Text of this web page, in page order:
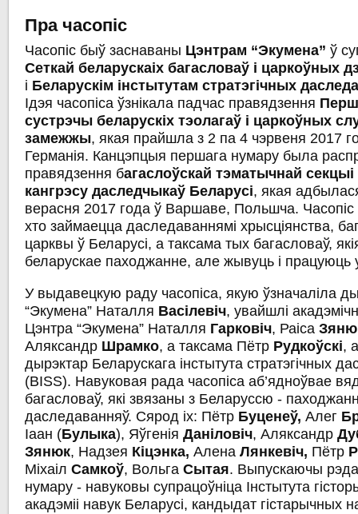
Пра часопіс
Часопіс быў заснаваны Цэнтрам “Экумена” ў
Сеткай беларускаіх багасловаў і царкоўных
і Беларускім інстытутам стратэгічных
Ідэя часопіса ўзнікала падчас правядзення
сустрэчы беларускіх тэолагаў і царкоўных
замежжы, якая прайшла з 2 па 4 чэрвеня 2017
Германія. Канцэпцыя першага нумару была
правядзення багаслоўскай тэматычнай секцыі
кангрэсу даследчыкаў Беларусі, якая
верасня 2017 года ў Варшаве, Польшча. Часопіс
хто займаецца даследаваннямі хрысціянства,
царквы ў Беларусі, а таксама тых багасловаў,
беларускае паходжанне, але жывуць і
У выдавецкую раду часопіса, якую ўзначаліла
“Экумена” Наталля Васілевіч, увайшлі
Цэнтра “Экумена” Наталля Гарковіч, Раіса
Аляксандр Шрамко, а таксама Пётр Рудкоўскі,
дырэктар Беларускага інстытута стратэгічных
(BISS). Навуковая рада часопіса аб’ядноўвае
багасловаў, які звязаны з Беларуссю -
даследаванняў. Сярод іх: Пётр Буценеў, Алег
Іаан (Булыка), ЯўгеніяДаніловіч, Аляксандр
Зянюк, Надзея Кіцэнка,АленаЛянкевіч, Пётр
МіхаілСамкоў, ВольгаСытая. Выпускаючы
нумару - навуковы супрацоўніца Інстытута
акадэміі навук Беларусі, кандыдат гістарычных